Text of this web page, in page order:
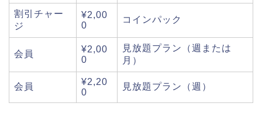
割引チャー
ジ
¥2,00
0
コインパック
会員
¥2,00
0
見放題プラン（週または
月）
会員
¥2,20
0
見放題プラン（週）